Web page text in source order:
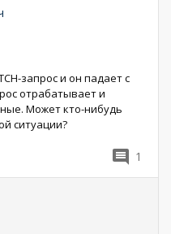
запрос и он падает с
отрабатывает и
Может кто-нибудь
ситуации?
1